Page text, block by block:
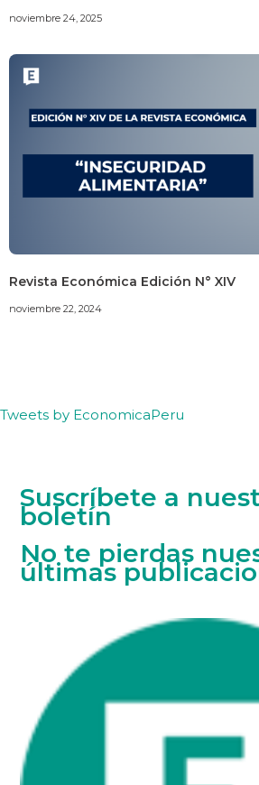
noviembre 24, 2025
Revista Económica Edición N° XIV
noviembre 22, 2024
Tweets by EconomicaPeru
Suscríbete a
boletín
No te pierdas
últimas